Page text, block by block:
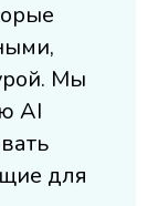
Мы
AI
для